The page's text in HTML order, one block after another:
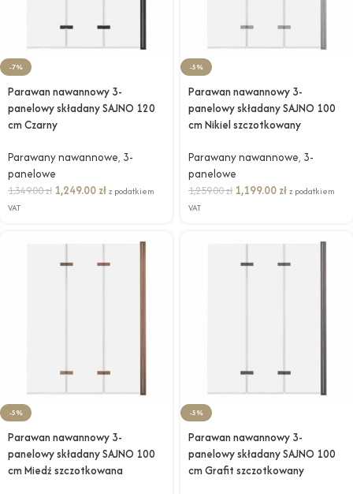
-7%
Parawan nawannowy 3-
panelowy składany SAJNO 120
cm Czarny
Parawany nawannowe, 3-
panelowe
1,349.00zł 1,249.00 złz podatkiem
VAT
-5%
Parawan nawannowy 3-
panelowy składany SAJNO 100
cm Nikiel szczotkowany
Parawany nawannowe, 3-
panelowe
1,259.00zł 1,199.00 złz podatkiem
VAT
-5%
Parawan nawannowy 3-
panelowy składany SAJNO 100
cm Miedź szczotkowana
-5%
Parawan nawannowy 3-
panelowy składany SAJNO 100
cm Grafit szczotkowany